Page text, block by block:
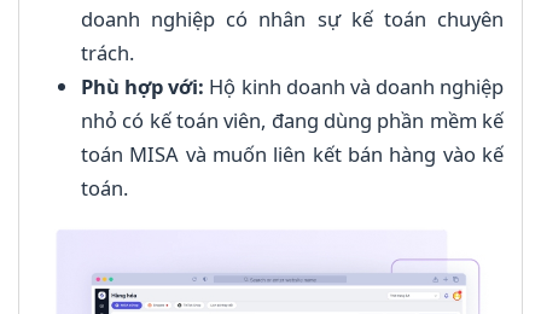
doanh nghiệp có nhân sự kế toán chuyên
trách.
Phù hợp với: Hộ kinh doanh và doanh nghiệp
nhỏ có kế toán viên, đang dùng phần mềm kế
toán MISA và muốn liên kết bán hàng vào kế
toán.